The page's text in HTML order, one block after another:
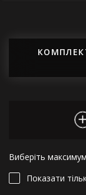
Виберіть максимум
Показати